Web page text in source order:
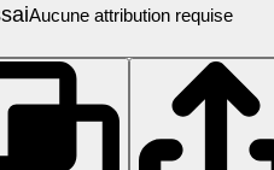
Aucune attribution requise